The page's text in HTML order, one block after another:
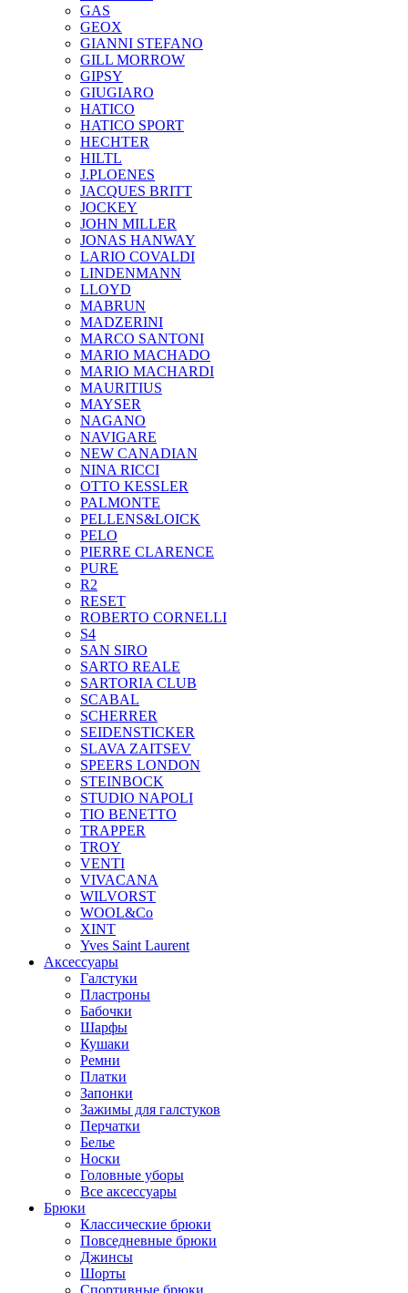
GAS
GEOX
GIANNI STEFANO
GILL MORROW
GIPSY
GIUGIARO
HATICO
HATICO SPORT
HECHTER
HILTL
J.PLOENES
JAСQUES BRITT
JOCKEY
JOHN MILLER
JONAS HANWAY
LARIO COVALDI
LINDENMANN
LLOYD
MABRUN
MADZERINI
MARCO SANTONI
MARIO MACHADO
MARIO MACHARDI
MAURITIUS
MAYSER
NAGANO
NAVIGARE
NEW CANADIAN
NINA RICCI
OTTO KESSLER
PALMONTE
PELLENS&LOICK
PELO
PIERRE CLARENCE
PURE
R2
RESET
ROBERTO CORNELLI
S4
SAN SIRO
SARTO REALE
SARTORIA CLUB
SCABAL
SCHERRER
SEIDENSTICKER
SLAVA ZAITSEV
SPEERS LONDON
STEINBOCK
STUDIO NAPOLI
TIO BENETTO
TRAPPER
TROY
VENTI
VIVACANA
WILVORST
WOOL&Co
XINT
Yves Saint Laurent
Аксессуары
Галстуки
Пластроны
Бабочки
Шарфы
Кушаки
Ремни
Платки
Запонки
Зажимы для галстуков
Перчатки
Белье
Носки
Головные уборы
Все аксессуары
Брюки
Классические брюки
Повседневные брюки
Джинсы
Шорты
Спортивные брюки